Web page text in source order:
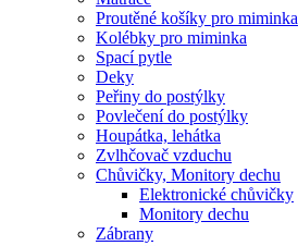
Proutěné košíky pro miminka
Kolébky pro miminka
Spací pytle
Deky
Peřiny do postýlky
Povlečení do postýlky
Houpátka, lehátka
Zvlhčovač vzduchu
Chůvičky, Monitory dechu
Elektronické chůvičky
Monitory dechu
Zábrany